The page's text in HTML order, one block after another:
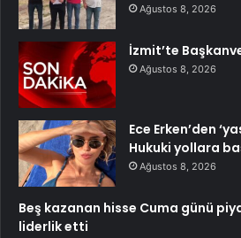
Ağustos 8, 2026
İzmit’te
Ağustos 8, 2026
Ece Erken’den
Hukuki yollara
Ağustos 8, 2026
Beş kazanan hisse Cuma günü
liderlik etti